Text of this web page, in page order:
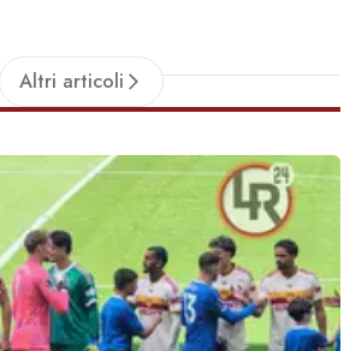
Altri articoli